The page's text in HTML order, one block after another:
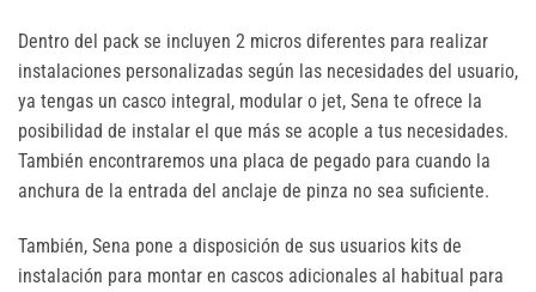
Dentro del pack se incluyen 2 micros diferentes para realizar
instalaciones personalizadas según las necesidades del usuario,
ya tengas un casco integral, modular o jet, Sena te ofrece la
posibilidad de instalar el que más se acople a tus necesidades.
También encontraremos una placa de pegado para cuando la
anchura de la entrada del anclaje de pinza no sea suficiente.
También, Sena pone a disposición de sus usuarios kits de
instalación para montar en cascos adicionales al habitual para